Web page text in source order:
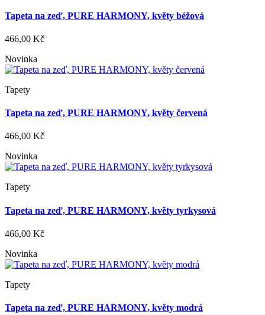
Tapeta na zeď, PURE HARMONY, květy béžová
466,00 Kč
Novinka
Tapety
Tapeta na zeď, PURE HARMONY, květy červená
466,00 Kč
Novinka
Tapety
Tapeta na zeď, PURE HARMONY, květy tyrkysová
466,00 Kč
Novinka
Tapety
Tapeta na zeď, PURE HARMONY, květy modrá